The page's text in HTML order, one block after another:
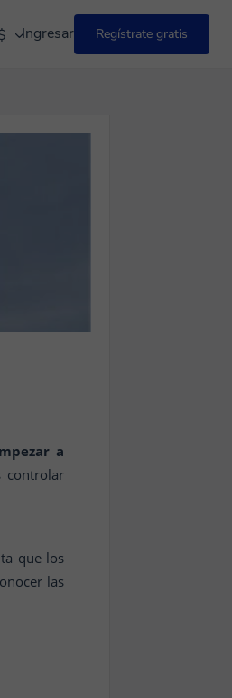
Ingresar Regístrate gratis
a
controlar
que los
las